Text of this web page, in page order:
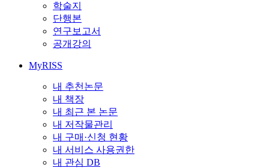
학술지
단행본
연구보고서
공개강의
MyRISS
내 추천논문
내 책장
내 최근 본 논문
내 저작물관리
내 구매·신청 현황
내 서비스 사용권한
내 관심 DB